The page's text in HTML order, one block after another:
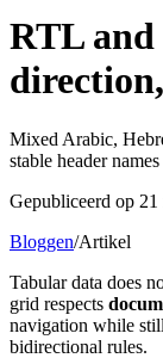
RTL
Mixed Arabic,
stable header
Gepubliceerd op
Bloggen/Artikel
Tabular data does
grid respects
navigation while
bidirectional rules.